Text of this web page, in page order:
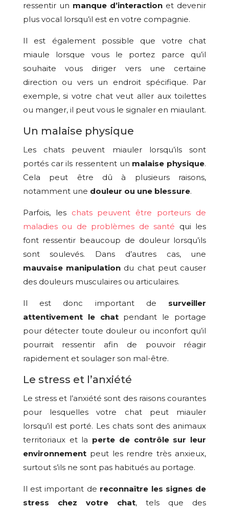
ressentir un manque d’interaction et devenir
plus vocal lorsqu’il est en votre compagnie.
Il est également possible que votre chat
miaule lorsque vous le portez parce qu’il
souhaite vous diriger vers une certaine
direction ou vers un endroit spécifique. Par
exemple, si votre chat veut aller aux toilettes
ou manger, il peut vous le signaler en miaulant.
Un malaise physique
Les chats peuvent miauler lorsqu’ils sont
portés car ils ressentent un malaise physique.
Cela peut être dû à plusieurs raisons,
notamment une douleur ou une blessure.
Parfois, les chats peuvent être porteurs de
maladies ou de problèmes de santé qui les
font ressentir beaucoup de douleur lorsqu’ils
sont soulevés. Dans d’autres cas, une
mauvaise manipulation du chat peut causer
des douleurs musculaires ou articulaires.
Il est donc important de surveiller
attentivement le chatpendant le portage
pour détecter toute douleur ou inconfort qu’il
pourrait ressentir afin de pouvoir réagir
rapidement et soulager son mal-être.
Le stress et l’anxiété
Le stress et l’anxiété sont des raisons courantes
pour lesquelles votre chat peut miauler
lorsqu’il est porté. Les chats sont des animaux
territoriaux et la perte de contrôle sur leur
environnementpeut les rendre très anxieux,
surtout s’ils ne sont pas habitués au portage.
Il est important de reconnaître les signes de
stress chez votre chat, tels que des